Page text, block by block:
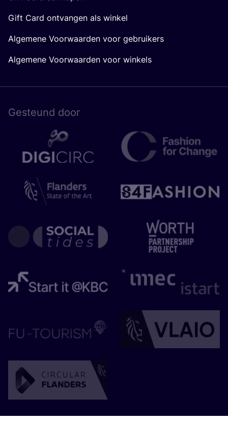
Gift Card ontvangen als winkel
Algemene Voorwaarden voor gebruikers
Algemene Voorwaarden voor winkels
Gesteund door